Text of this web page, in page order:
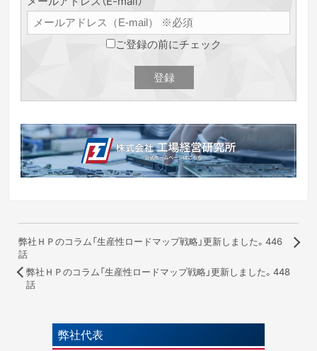
ご登録の前にチェック
弊社ＨＰのコラム「生産性ロードマップ戦略」更新しました。446
話
弊社ＨＰのコラム「生産性ロードマップ戦略」更新しました。448
話
弊社代表